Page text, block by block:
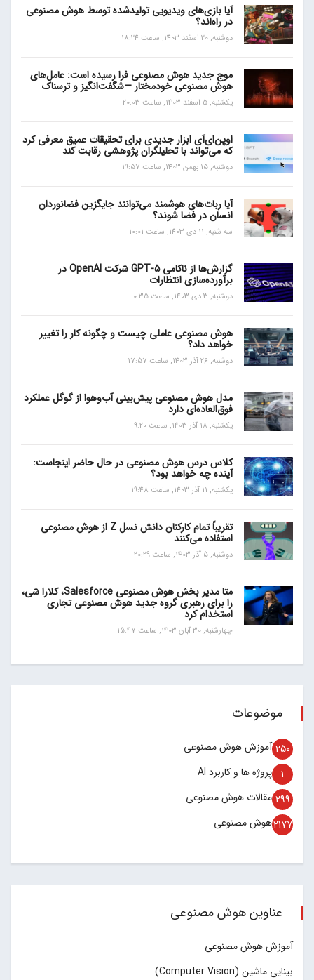
آیا بازی‌های ویدیویی تولیدشده توسط هوش مصنوعی
در راه‌اند؟
دوشنبه, 20 اسفند 1403, ساعت 18:24
موج جدید هوش مصنوعی فرا رسیده است: عامل‌های
هوش مصنوعی خودمختار —شگفت‌انگیز و ترسناک
یکشنبه, 5 اسفند 1403, ساعت 20:03
اوپن‌ای‌آی ابزار جدیدی برای تحقیقات عمیق معرفی کرد
که می‌تواند با تحلیلگران پژوهشی رقابت کند
دوشنبه, 15 بهمن 1403, ساعت 19:57
آیا ربات‌های هوشمند می‌توانند جایگزین فضانوردان
انسان در فضا شوند؟
سه شنبه, 11 دی 1403, ساعت 10:01
گزارش‌ها از ناکامی GPT-5 شرکت OpenAI در
برآورده‌سازی انتظارات
دوشنبه, 3 دی 1403, ساعت 0:35
هوش مصنوعی عاملی چیست و چگونه کار را تغییر
خواهد داد؟
دوشنبه, 26 آذر 1403, ساعت 17:57
مدل هوش مصنوعی پیش‌بینی آب‌و‌هوا از گوگل عملکرد
فوق‌العاده‌ای دارد
یکشنبه, 18 آذر 1403, ساعت 9:20
کلاس درس هوش مصنوعی در حال حاضر اینجاست:
آینده چه خواهد بود؟
یکشنبه, 11 آذر 1403, ساعت 19:48
تقریباً تمام کارکنان دانش نسل Z از هوش مصنوعی
استفاده می‌کنند
دوشنبه, 5 آذر 1403, ساعت 20:29
متا مدیر بخش هوش مصنوعی Salesforce، کلارا شی،
را برای رهبری گروه جدید هوش مصنوعی تجاری
استخدام کرد
چهارشنبه, 30 آبان 1403, ساعت 15:47
موضوعات
آموزش هوش مصنوعی 250
پروژه ها و کاربرد AI 1
مقالات هوش مصنوعی 299
هوش مصنوعی2177
عناوین هوش مصنوعی
آموزش هوش مصنوعی
بینایی ماشین (Computer Vision)